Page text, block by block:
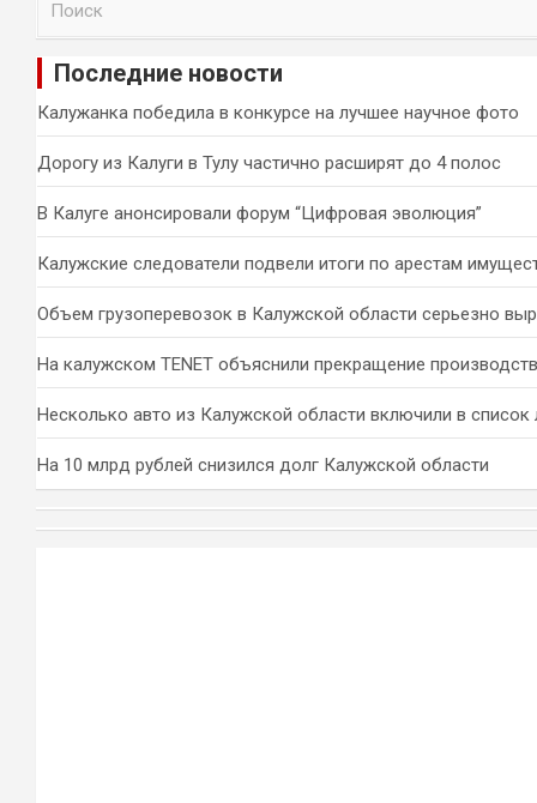
и
Последние новости
Калужанка победила в конкурсе на лучшее научное фото
Дорогу из Калуги в Тулу частично расширят до 4 полос
В Калуге анонсировали форум “Цифровая эволюция”
Калужские следователи подвели итоги по арестам
Объем грузоперевозок в Калужской области серьезно
На калужском TENET объяснили прекращение
Несколько авто из Калужской области включили в список
На 10 млрд рублей снизился долг Калужской области